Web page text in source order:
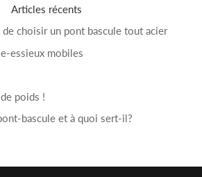
Articles récents
choisir un pont bascule tout acier
essieux mobiles
poids !
bascule et à quoi sert-il?